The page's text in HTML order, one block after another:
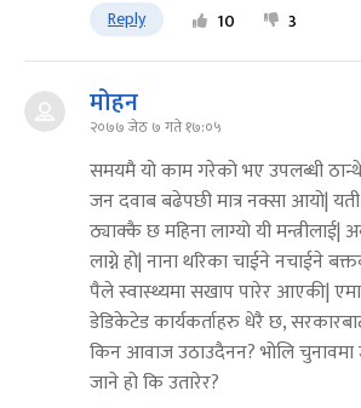
Reply 10 3
मोहन
२०७७ जेठ ७ गते १७:०५
समयमै यो काम गरेको भए उपलब्धी
जन दवाब बढेपछी मात्र नक्सा आयो|
ठ्याक्कै छ महिना लाग्यो यी मन्त्रीलाई|
लाग्ने हो| नाना थरिका चाईने नचाईने
पैले स्वास्थ्यमा सखाप पारेर आएकी|
डेडिकेटेड कार्यकर्ताहरु धेरै छ,
किन आवाज उठाउदैनन? भोलि
जाने हो कि उतारेर?